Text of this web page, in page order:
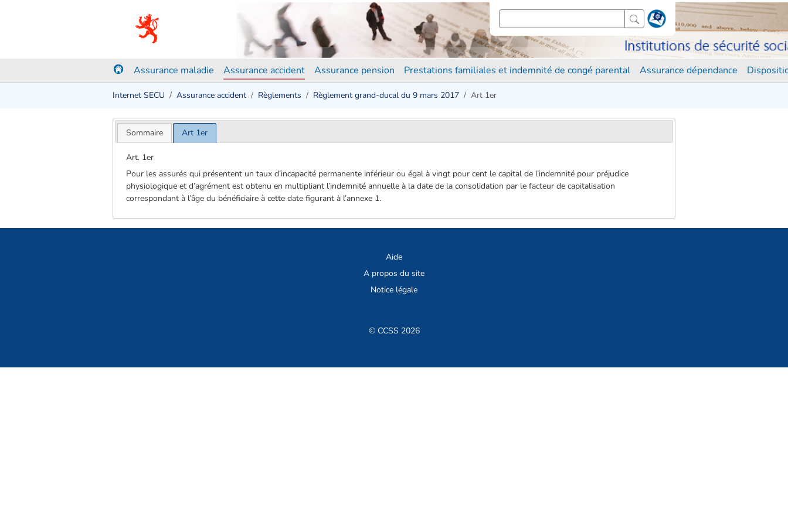
Assurance maladie Assurance accident Assurance pension Prestations familiales et indemnité de congé parental Assurance dépendance
Internet SECU Assurance accident Règlements Règlement grand-ducal du 9 mars 2017 Art 1er
Sommaire Art 1er
Art. 1er
Pour les assurés qui présentent un taux d’incapacité permanente inférieur ou égal à vingt pour cent le capital de l’indemnité pour préjudice
physiologique et d’agrément est obtenu en multipliant l’indemnité annuelle à la date de la consolidation par le facteur de capitalisation
correspondant à l’âge du bénéficiaire à cette date figurant à l’annexe 1.
Aide
A propos du site
Notice légale
© CCSS 2026